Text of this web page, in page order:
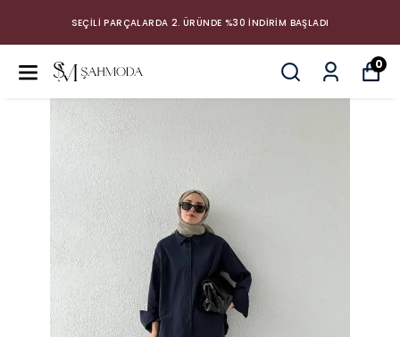
SEÇİLİ PARÇALARDA 2. ÜRÜNDE %30 İNDİRİM BAŞLADI
0